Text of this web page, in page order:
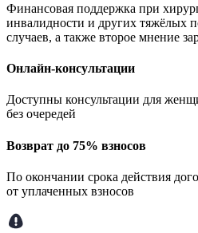
Финансовая поддержка при
инвалидности и других тяжёлых
случаев, а также второе мнение
Онлайн-консультации
Доступны консультации для
без очередей
Возврат до 75% взносов
По окончании срока действия
от уплаченных взносов